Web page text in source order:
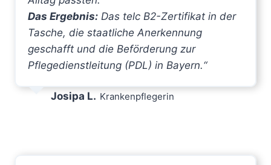
Das Ergebnis: Das telc B2-Zertifikat in der
Tasche, die staatliche Anerkennung
geschafft und die Beförderung zur
Pflegedienstleitung (PDL) in Bayern.“
Josipa L. Krankenpflegerin